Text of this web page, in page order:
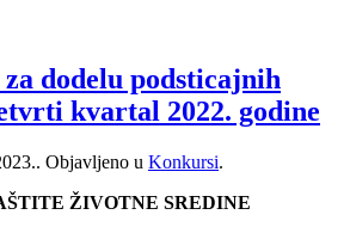
dodelu podsticajnih
kvartal 2022. godine
. Objavljeno u Konkursi.
ŽIVOTNE SREDINE